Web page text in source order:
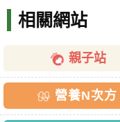
相關網站
親子站
營養N次方